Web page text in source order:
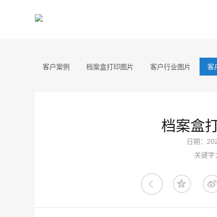
客户案例 档案盒打印图片 客户行业图片 客
档案盒
日期：
关键字